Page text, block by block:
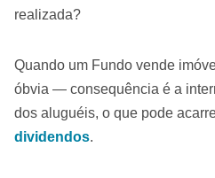
realizada?
Quando um Fundo vende
óbvia — consequência é a
dos aluguéis, o que pode
dividendos.